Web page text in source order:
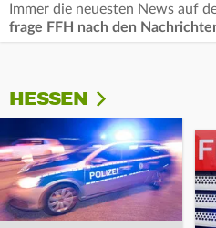
Immer die neuesten News auf
frage FFH nach den
HESSEN